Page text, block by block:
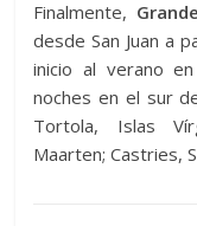
Finalmente,
desde San Juan a
inicio al verano
noches en el sur
Tortola, Islas
Maarten; Castries,